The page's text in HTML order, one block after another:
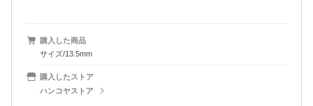
購入した商品
サイズ/13.5mm
購入したストア
ハンコヤストア